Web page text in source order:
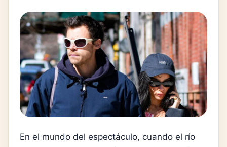
En el mundo del espectáculo, cuando el río